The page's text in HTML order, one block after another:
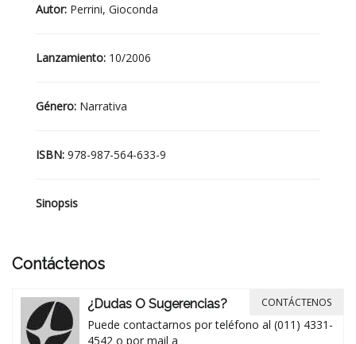
Autor: Perrini, Gioconda
Lanzamiento: 10/2006
Género: Narrativa
ISBN: 978-987-564-633-9
Sinopsis
Contáctenos
¿Dudas O Sugerencias?
Puede contactarnos por teléfono al (011) 4331-
4542 o por mail a
CONTÁCTENOS